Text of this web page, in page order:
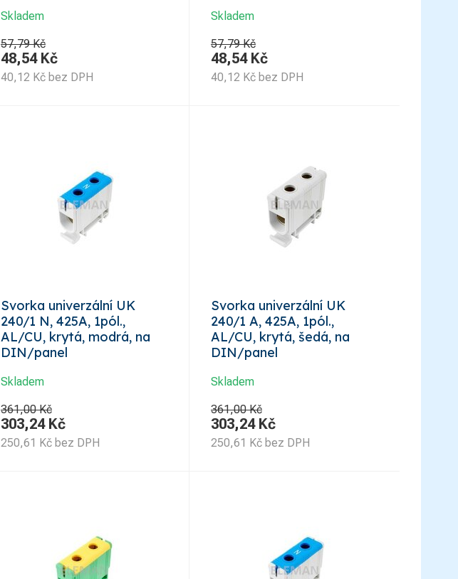
Skladem
57,79 Kč
48,54Kč
40,12 Kč bez DPH
Skladem
57,79 Kč
48,54Kč
40,12 Kč bez DPH
Svorka univerzální UK
240/1 N, 425A, 1pól.,
AL/CU, krytá, modrá, na
DIN/panel
Skladem
361,00 Kč
303,24Kč
250,61 Kč bez DPH
Svorka univerzální UK
240/1 A, 425A, 1pól.,
AL/CU, krytá, šedá, na
DIN/panel
Skladem
361,00 Kč
303,24Kč
250,61 Kč bez DPH